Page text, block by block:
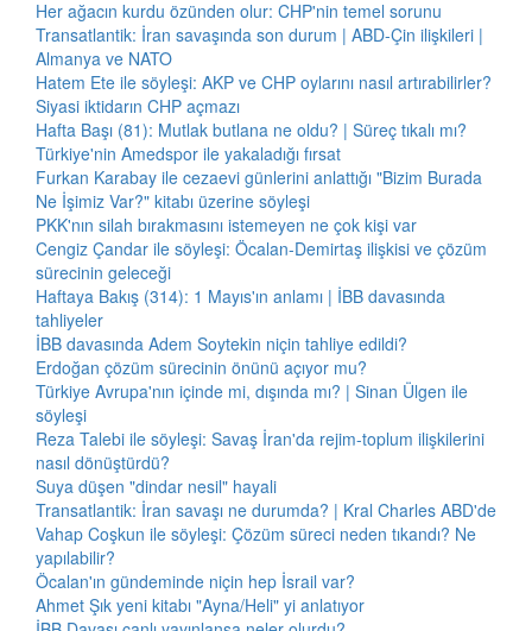
Her ağacın kurdu özünden olur: CHP'nin temel sorunu
Transatlantik: İran savaşında son durum | ABD-Çin ilişkileri |
Almanya ve NATO
Hatem Ete ile söyleşi: AKP ve CHP oylarını nasıl artırabilirler?
Siyasi iktidarın CHP açmazı
Hafta Başı (81): Mutlak butlana ne oldu? | Süreç tıkalı mı?
Türkiye'nin Amedspor ile yakaladığı fırsat
Furkan Karabay ile cezaevi günlerini anlattığı "Bizim Burada
Ne İşimiz Var?" kitabı üzerine söyleşi
PKK'nın silah bırakmasını istemeyen ne çok kişi var
Cengiz Çandar ile söyleşi: Öcalan-Demirtaş ilişkisi ve çözüm
sürecinin geleceği
Haftaya Bakış (314): 1 Mayıs'ın anlamı | İBB davasında
tahliyeler
İBB davasında Adem Soytekin niçin tahliye edildi?
Erdoğan çözüm sürecinin önünü açıyor mu?
Türkiye Avrupa'nın içinde mi, dışında mı? | Sinan Ülgen ile
söyleşi
Reza Talebi ile söyleşi: Savaş İran'da rejim-toplum ilişkilerini
nasıl dönüştürdü?
Suya düşen "dindar nesil" hayali
Transatlantik: İran savaşı ne durumda? | Kral Charles ABD'de
Vahap Coşkun ile söyleşi: Çözüm süreci neden tıkandı? Ne
yapılabilir?
Öcalan'ın gündeminde niçin hep İsrail var?
Ahmet Şık yeni kitabı "Ayna/Heli" yi anlatıyor